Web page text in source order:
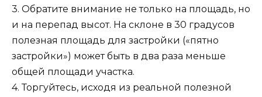
3. Обратите внимание не только на площадь, но
и на перепад высот. На склоне в 30 градусов
полезная площадь для застройки («пятно
застройки») может быть в два раза меньше
общей площади участка.
4. Торгуйтесь, исходя из реальной полезной